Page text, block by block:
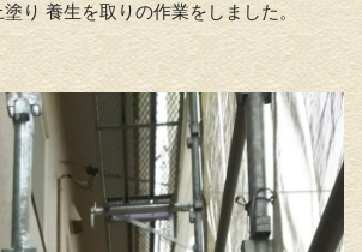
り 養生を取りの作業をしました。